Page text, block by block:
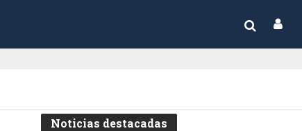
Noticias destacadas